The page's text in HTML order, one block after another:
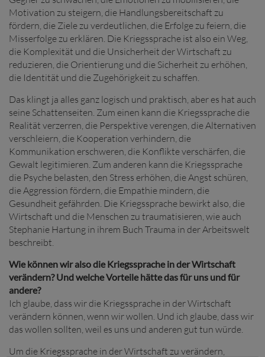
Motivation zu steigern, die Handlungsbereitschaft zu
fördern, die Ziele zu verdeutlichen, die Erfolge zu feiern, die
Misserfolge zu erklären. Die Kriegssprache ist also ein Weg,
die Komplexität und die Unsicherheit der Wirtschaft zu
reduzieren, die Orientierung und die Sicherheit zu erhöhen,
die Identität und die Zugehörigkeit zu schaffen.
Das klingt ja alles ganz logisch und praktisch, aber es hat auch
seine Schattenseiten. Zum einen kann die Kriegssprache die
Realität verzerren, die Perspektive verengen, die Alternativen
verschleiern, die Kooperation verhindern, die
Kommunikation erschweren, die Konflikte verschärfen, die
Gewalt legitimieren. Zum anderen kann die Kriegssprache
die Psyche belasten, den Stress erhöhen, die Angst schüren,
die Aggression fördern, die Empathie mindern, die
Gesundheit gefährden. Die Kriegssprache bewirkt also, die
Wirtschaft und die Menschen zu traumatisieren, wie auch
Stephanie Hartung in ihrem Buch Trauma in der Arbeitswelt
beschreibt.
Wie können wir also die Kriegssprache in der Wirtschaft
verändern? Und welche Vorteile hätte das für uns und für
andere?
Ich glaube, dass wir die Kriegssprache in der Wirtschaft
verändern können, wenn wir wollen. Und ich glaube, dass wir
das wollen sollten, weil es uns und anderen gut tun würde.
Um die Kriegssprache in der Wirtschaft zu verändern,